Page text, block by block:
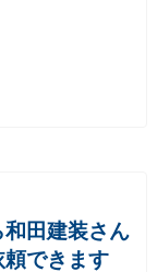
田建装さん
できます